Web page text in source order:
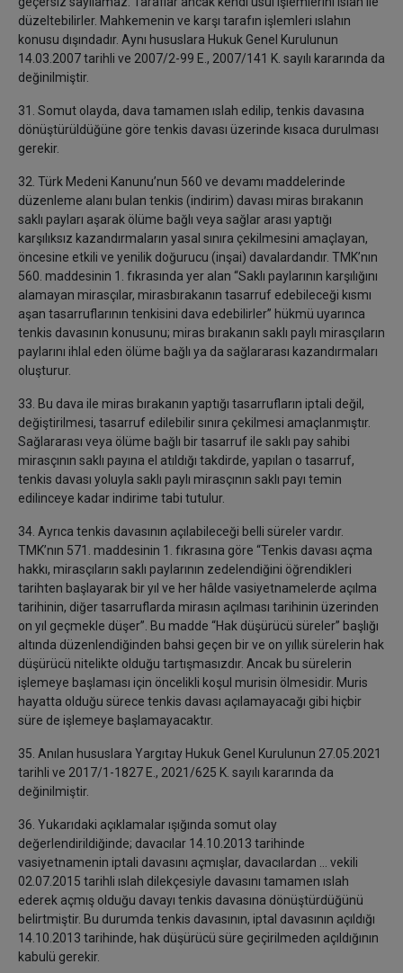
düzeltebilirler. Mahkemenin ve karşı tarafın işlemleri ıslahın
konusu dışındadır. Aynı hususlara Hukuk Genel Kurulunun
14.03.2007 tarihli ve 2007/2-99 E., 2007/141 K. sayılı kararında da
değinilmiştir.
31. Somut olayda, dava tamamen ıslah edilip, tenkis davasına
dönüştürüldüğüne göre tenkis davası üzerinde kısaca durulması
gerekir.
32. Türk Medeni Kanunu’nun 560 ve devamı maddelerinde
düzenleme alanı bulan tenkis (indirim) davası miras bırakanın
saklı payları aşarak ölüme bağlı veya sağlar arası yaptığı
karşılıksız kazandırmaların yasal sınıra çekilmesini amaçlayan,
öncesine etkili ve yenilik doğurucu (inşai) davalardandır. TMK’nın
560. maddesinin 1. fıkrasında yer alan “Saklı paylarının karşılığını
alamayan mirasçılar, mirasbırakanın tasarruf edebileceği kısmı
aşan tasarruflarının tenkisini dava edebilirler” hükmü uyarınca
tenkis davasının konusunu; miras bırakanın saklı paylı mirasçıların
paylarını ihlal eden ölüme bağlı ya da sağlararası kazandırmaları
oluşturur.
33. Bu dava ile miras bırakanın yaptığı tasarrufların iptali değil,
değiştirilmesi, tasarruf edilebilir sınıra çekilmesi amaçlanmıştır.
Sağlararası veya ölüme bağlı bir tasarruf ile saklı pay sahibi
mirasçının saklı payına el atıldığı takdirde, yapılan o tasarruf,
tenkis davası yoluyla saklı paylı mirasçının saklı payı temin
edilinceye kadar indirime tabi tutulur.
34. Ayrıca tenkis davasının açılabileceği belli süreler vardır.
TMK’nın 571. maddesinin 1. fıkrasına göre “Tenkis davası açma
hakkı, mirasçıların saklı paylarının zedelendiğini öğrendikleri
tarihten başlayarak bir yıl ve her hâlde vasiyetnamelerde açılma
tarihinin, diğer tasarruflarda mirasın açılması tarihinin üzerinden
on yıl geçmekle düşer”. Bu madde “Hak düşürücü süreler” başlığı
altında düzenlendiğinden bahsi geçen bir ve on yıllık sürelerin hak
düşürücü nitelikte olduğu tartışmasızdır. Ancak bu sürelerin
işlemeye başlaması için öncelikli koşul murisin ölmesidir. Muris
hayatta olduğu sürece tenkis davası açılamayacağı gibi hiçbir
süre de işlemeye başlamayacaktır.
35. Anılan hususlara Yargıtay Hukuk Genel Kurulunun 27.05.2021
tarihli ve 2017/1-1827 E., 2021/625 K. sayılı kararında da
değinilmiştir.
36. Yukarıdaki açıklamalar ışığında somut olay
değerlendirildiğinde; davacılar 14.10.2013 tarihinde
vasiyetnamenin iptali davasını açmışlar, davacılardan ... vekili
02.07.2015 tarihli ıslah dilekçesiyle davasını tamamen ıslah
ederek açmış olduğu davayı tenkis davasına dönüştürdüğünü
belirtmiştir. Bu durumda tenkis davasının, iptal davasının açıldığı
14.10.2013 tarihinde, hak düşürücü süre geçirilmeden açıldığının
kabulü gerekir.